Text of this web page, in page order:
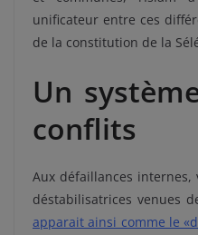
unificateur entre ces
de la constitution de la
Un
conflits
Aux défaillances internes,
déstabilisatrices venues
apparait ainsi comme le